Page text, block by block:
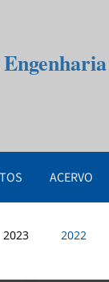
ACERVO
2023 2022